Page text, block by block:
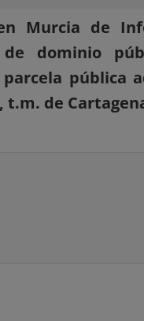
Murcia de
dominio
pública
de